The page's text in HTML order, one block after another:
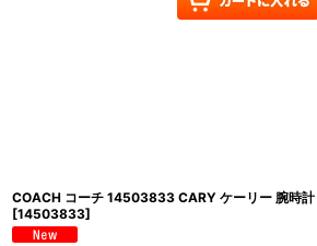
COACH コーチ 14503833 CARY ケーリー 腕時計
[14503833]